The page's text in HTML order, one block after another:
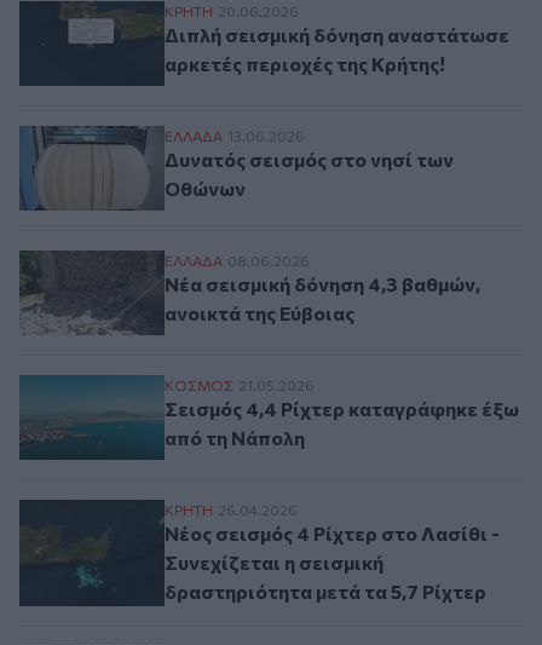
Διπλή σεισμική δόνηση αναστάτωσε
ΚΡΗΤΗ 20.06.2026
Διπλή σεισμική δόνηση αναστάτωσε
αρκετές περιοχές της Κρήτης!
Δυνατός σεισμός στο νησί των Οθώνων
ΕΛΛAΔΑ 13.06.2026
Δυνατός σεισμός στο νησί των
Οθώνων
Νέα σεισμική δόνηση 4,3 βαθμών,
ΕΛΛAΔΑ 08.06.2026
Νέα σεισμική δόνηση 4,3 βαθμών,
ανοικτά της Εύβοιας
Σεισμός 4,4 Ρίχτερ καταγράφηκε έξω
ΚΟΣΜΟΣ 21.05.2026
Σεισμός 4,4 Ρίχτερ καταγράφηκε έξω
από τη Νάπολη
Νέος σεισμός 4 Ρίχτερ στο Λασίθι -
ΚΡΗΤΗ 26.04.2026
Νέος σεισμός 4 Ρίχτερ στο Λασίθι -
Συνεχίζεται η σεισμική
δραστηριότητα μετά τα 5,7 Ρίχτερ